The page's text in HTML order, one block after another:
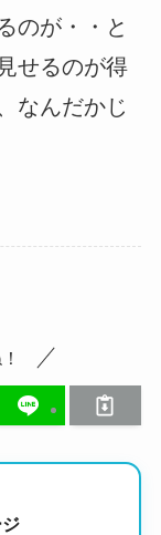
のが・・と
せるのが得
なんだかじ